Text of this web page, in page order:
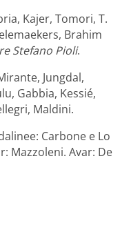
Kajer, Tomori, T.
Brahim
Stefano Pioli.
Jungdal,
Gabbia, Kessié,
Maldini.
Carbone e Lo
Mazzoleni. Avar: De